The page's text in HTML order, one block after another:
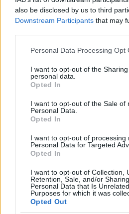
also be disclosed by us to third
Downstream Participants that may
Please note that this website/app
not limited to your visit or usage
grant or deny consent to Google
use your data for below specified
consent section.
Personal Data Processing Opt
I want to opt-out of the
personal data.
Opted In
I want to opt-out of the Sale of
Personal Data.
Opted In
I want to opt-out of processing
Personal Data for Targeted
Opted In
I want to opt-out of Collection,
Retention, Sale, and/or
Personal Data that Is
Purposes for which it was
Opted Out
1 napja
Megvan, mikor kezdődik az